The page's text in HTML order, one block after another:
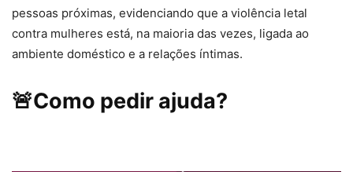
pessoas próximas, evidenciando que a violência letal
contra mulheres está, na maioria das vezes, ligada ao
ambiente doméstico e a relações íntimas.
🚨Como pedir ajuda?